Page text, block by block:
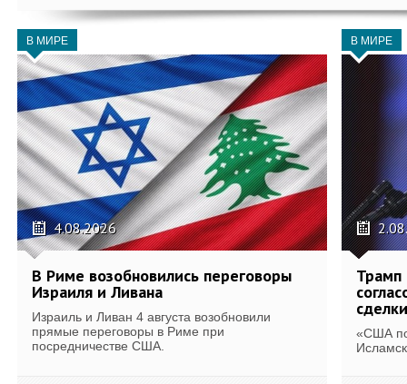
В МИРЕ
4.08.2026
В Риме возобновились переговоры
Израиля и Ливана
Израиль и Ливан 4 августа возобновили
прямые переговоры в Риме при
посредничестве США.
В МИРЕ
Трамп
сделки
«США